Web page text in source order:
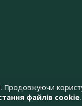
файлів cookie.